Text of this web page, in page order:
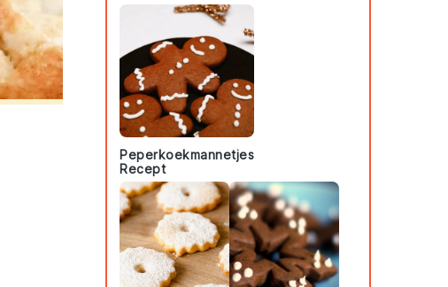
Peperkoekmannetjes
Recept